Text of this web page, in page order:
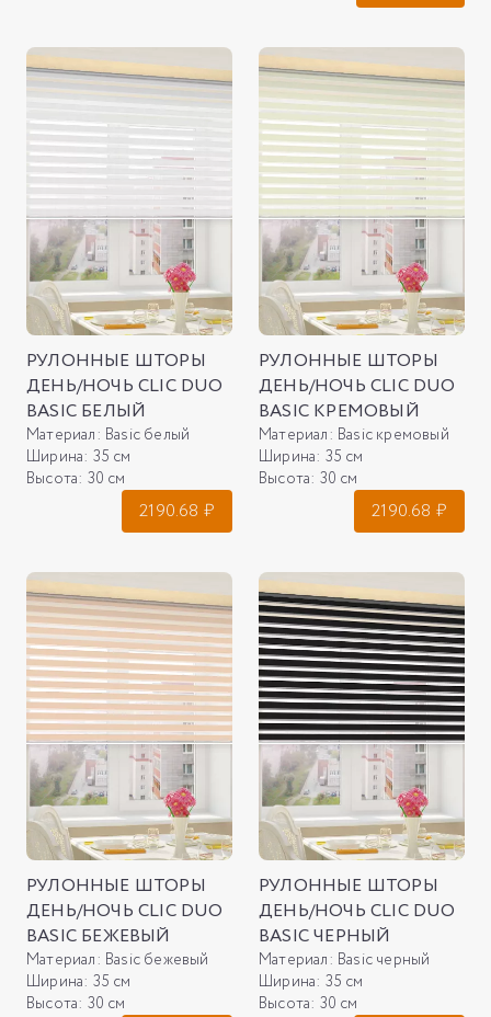
РУЛОННЫЕ ШТОРЫ
ДЕНЬ/НОЧЬ CLIC DUO
BASIC БЕЛЫЙ
Материал: Basic белый
Ширина: 35 см
Высота: 30 см
2190.68 ₽
РУЛОННЫЕ ШТОРЫ
ДЕНЬ/НОЧЬ CLIC DUO
BASIC КРЕМОВЫЙ
Материал: Basic кремовый
Ширина: 35 см
Высота: 30 см
2190.68 ₽
РУЛОННЫЕ ШТОРЫ
ДЕНЬ/НОЧЬ CLIC DUO
BASIC БЕЖЕВЫЙ
Материал: Basic бежевый
Ширина: 35 см
Высота: 30 см
РУЛОННЫЕ ШТОРЫ
ДЕНЬ/НОЧЬ CLIC DUO
BASIC ЧЕРНЫЙ
Материал: Basic черный
Ширина: 35 см
Высота: 30 см